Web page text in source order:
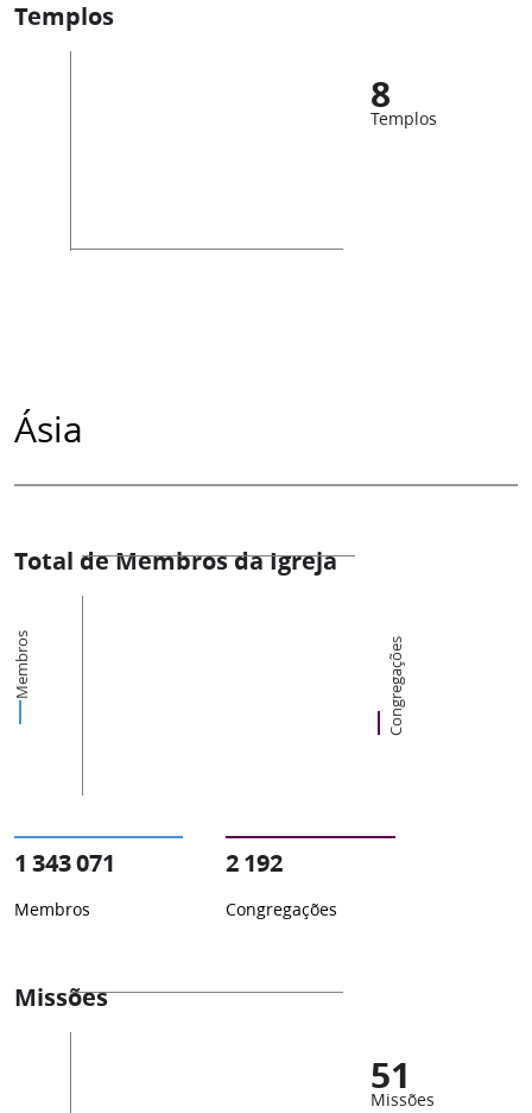
Templos
8
Templos
Ásia
Total de Membros da Igreja
Membros Congregações
1 343 071
Membros
2 192
Congregações
Missões
51
Missões